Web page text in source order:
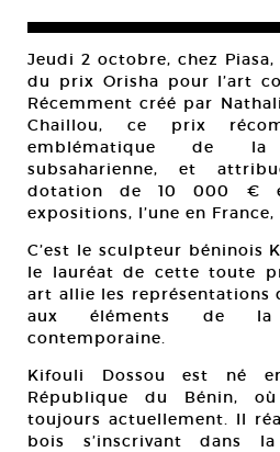
Jeudi 2 octobre, chez
du prix Orisha pour l’art
Récemment créé par
Chaillou, ce prix
emblématique de la
subsaharienne, et
dotation de 10 000 €
expositions, l’une en
C’est le sculpteur béninois
le lauréat de cette toute
art allie les représentations
aux éléments de la
contemporaine.
Kifouli Dossou est né
République du Bénin,
toujours actuellement. Il
bois s’inscrivant dans